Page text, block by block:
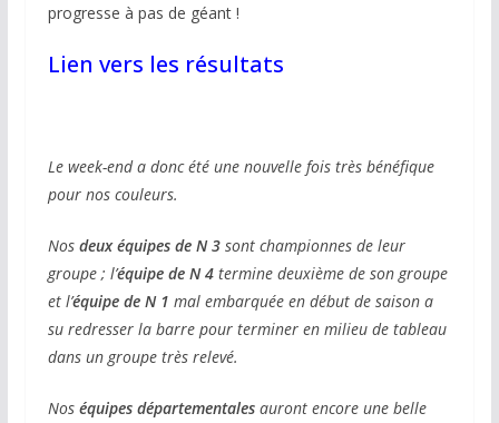
progresse à pas de géant !
Lien vers les résultats
Le week-end a donc été une nouvelle fois très bénéfique
pour nos couleurs.
Nos deux équipes de N 3sont championnes de leur
groupe ; l’équipe de N 4termine deuxième de son groupe
et l’équipe de N 1 mal embarquée en début de saison a
su redresser la barre pour terminer en milieu de tableau
dans un groupe très relevé.
Nos équipes départementalesauront encore une belle